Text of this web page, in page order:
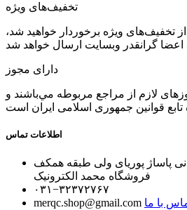
تخفیف‌های ویژه
تخفیف‌های ویژه برخوردار خواهید شد،
دارای مجوز
لازم از مراجع مربوطه مي‌باشند و
اطلاعات تماس
پاساژ پوریای ولی طبقه همکف
فروشگاه محمد الکترونیک
۰۳۱−۳۲۳۷۲۷۶۷
merqc.shop@gmail.com با ما